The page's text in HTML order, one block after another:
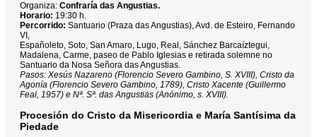
Organiza: Confraría das Angustias.
Horario: 19:30 h.
Percorrido: Santuario (Praza das Angustias), Avd. de Esteiro, Fernando
VI,
Españoleto, Soto, San Amaro, Lugo, Real, Sánchez Barcaíztegui,
Madalena, Carme, paseo de Pablo Iglesias e retirada solemne no
Santuario da Nosa Señora das Angustias.
Pasos: Xesús Nazareno (Florencio Severo Gambino, S. XVIII), Cristo da
Agonía (Florencio Severo Gambino, 1789), Cristo Xacente (Guillermo
Feal, 1957) e Nª. Sª. das Angustias (Anónimo, s. XVIII).
Procesión do Cristo da Misericordia e María Santísima da
Piedade